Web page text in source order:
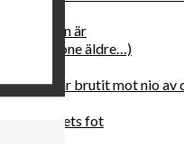
var du än är
(åtminstone äldre…)
– jag har brutit mot nio av
vid bergets fot